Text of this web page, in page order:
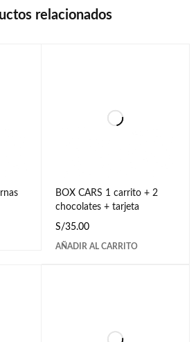
relacionados
BOX CARS 1 carrito + 2
chocolates + tarjeta
S/35.00
AÑADIR AL CARRITO